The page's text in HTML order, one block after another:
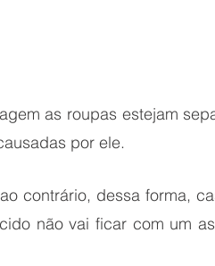
as roupas estejam
por ele.
contrário, dessa forma,
não vai ficar com um